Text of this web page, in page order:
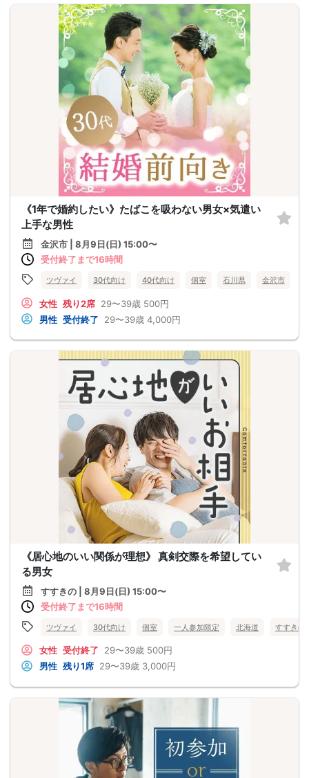
《1年で婚約したい》たばこを吸わない男女×気遣い
上手な男性
金沢市 | 8月9日(日) 15:00〜
受付終了まで16時間
ツヴァイ 30代向け 40代向け 個室 石川県 金沢市
女性 残り2席 29〜39歳 500円
男性 受付終了 29〜39歳 4,000円
《居心地のいい関係が理想》 真剣交際を希望してい
る男女
すすきの | 8月9日(日) 15:00〜
受付終了まで16時間
ツヴァイ 30代向け 個室 一人参加限定 北海道 すすきの
女性 受付終了 29〜39歳 500円
男性 残り1席 29〜39歳 3,000円